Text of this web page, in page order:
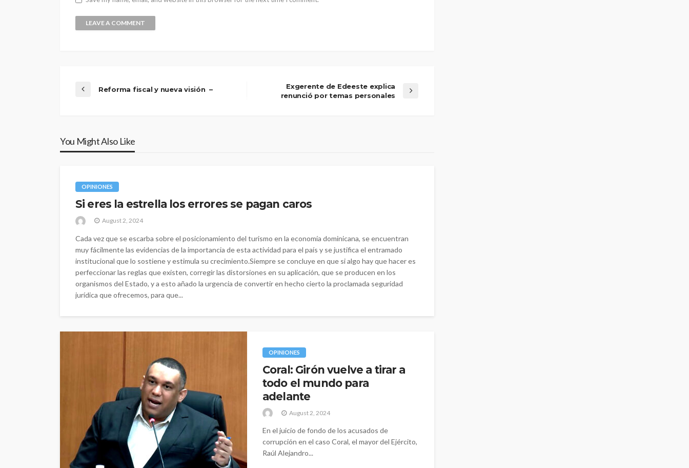
Reforma fiscal y nueva visión –
Exgerente de Edeeste explica
renunció por temas personales
You Might Also Like
OPINIONES
Si eres la estrella los errores se pagan caros
August 2, 2024
Cada vez que se escarba sobre el posicionamiento del turismo en la economía dominicana, se encuentran
muy fácilmente las evidencias de la importancia de esta actividad para el país y se justifica el entramado
institucional que lo sostiene y estimula su crecimiento.Siempre se concluye en que si algo hay que hacer es
perfeccionar las reglas que existen, corregir las distorsiones en su aplicación, que se producen en los
organismos del Estado, y a esto añado la urgencia de convertir en hecho cierto la proclamada seguridad
jurídica que ofrecemos, para que...
OPINIONES
Coral: Girón vuelve a tirar a
todo el mundo para
adelante
August 2, 2024
En el juicio de fondo de los acusados de
corrupción en el caso Coral, el mayor del Ejército,
Raúl Alejandro...